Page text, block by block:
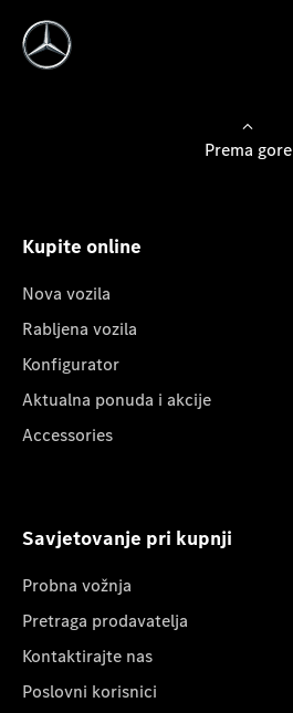
Prema gore
Kupite online
Nova vozila
Rabljena vozila
Konfigurator
Aktualna ponuda i akcije
Accessories
Savjetovanje pri kupnji
Probna vožnja
Pretraga prodavatelja
Kontaktirajte nas
Poslovni korisnici